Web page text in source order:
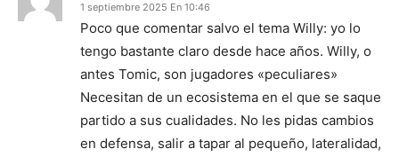
1 septiembre 2025 En 10:46
Poco que comentar salvo el tema Willy: yo lo
tengo bastante claro desde hace años. Willy, o
antes Tomic, son jugadores «peculiares»
Necesitan de un ecosistema en el que se saque
partido a sus cualidades. No les pidas cambios
en defensa, salir a tapar al pequeño, lateralidad,